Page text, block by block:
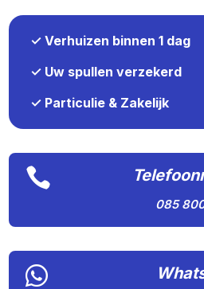
✓ Verhuizen binnen 1 dag
✓ Uw spullen verzekerd
✓ Particulie & Zakelijk

085
